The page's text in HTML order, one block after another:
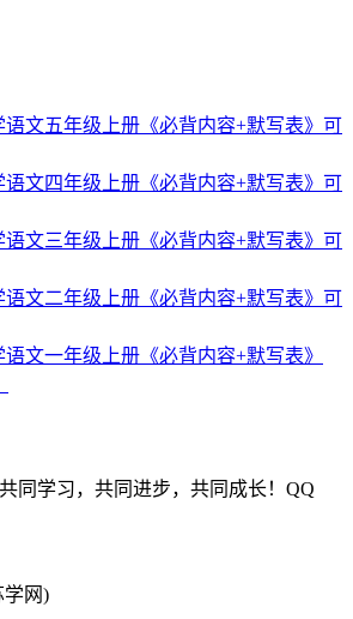
语文五年级上册《必背内容+默写表》可
语文四年级上册《必背内容+默写表》可
语文三年级上册《必背内容+默写表》可
语文二年级上册《必背内容+默写表》可
语文一年级上册《必背内容+默写表》
同学习，共同进步，共同成长！QQ